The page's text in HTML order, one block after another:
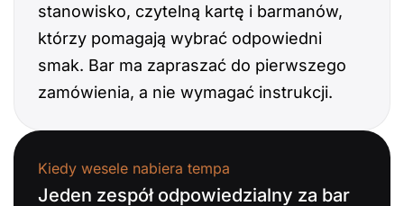
stanowisko, czytelną kartę i barmanów,
którzy pomagają wybrać odpowiedni
smak. Bar ma zapraszać do pierwszego
zamówienia, a nie wymagać instrukcji.
Kiedy wesele nabiera tempa
Jeden zespół odpowiedzialny za bar